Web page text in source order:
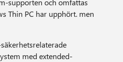
supporten och omfattas
Thin PC har upphört. men
med extended-